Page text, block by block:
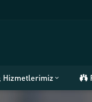
Hizmetlerimiz